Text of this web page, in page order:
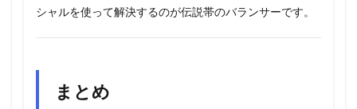
シャルを使って解決するのが伝説帯のバランサーです。
まとめ